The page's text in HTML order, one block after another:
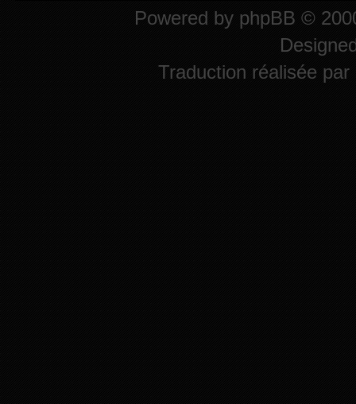
Powered by phpBB ©
Traduction réalisée par